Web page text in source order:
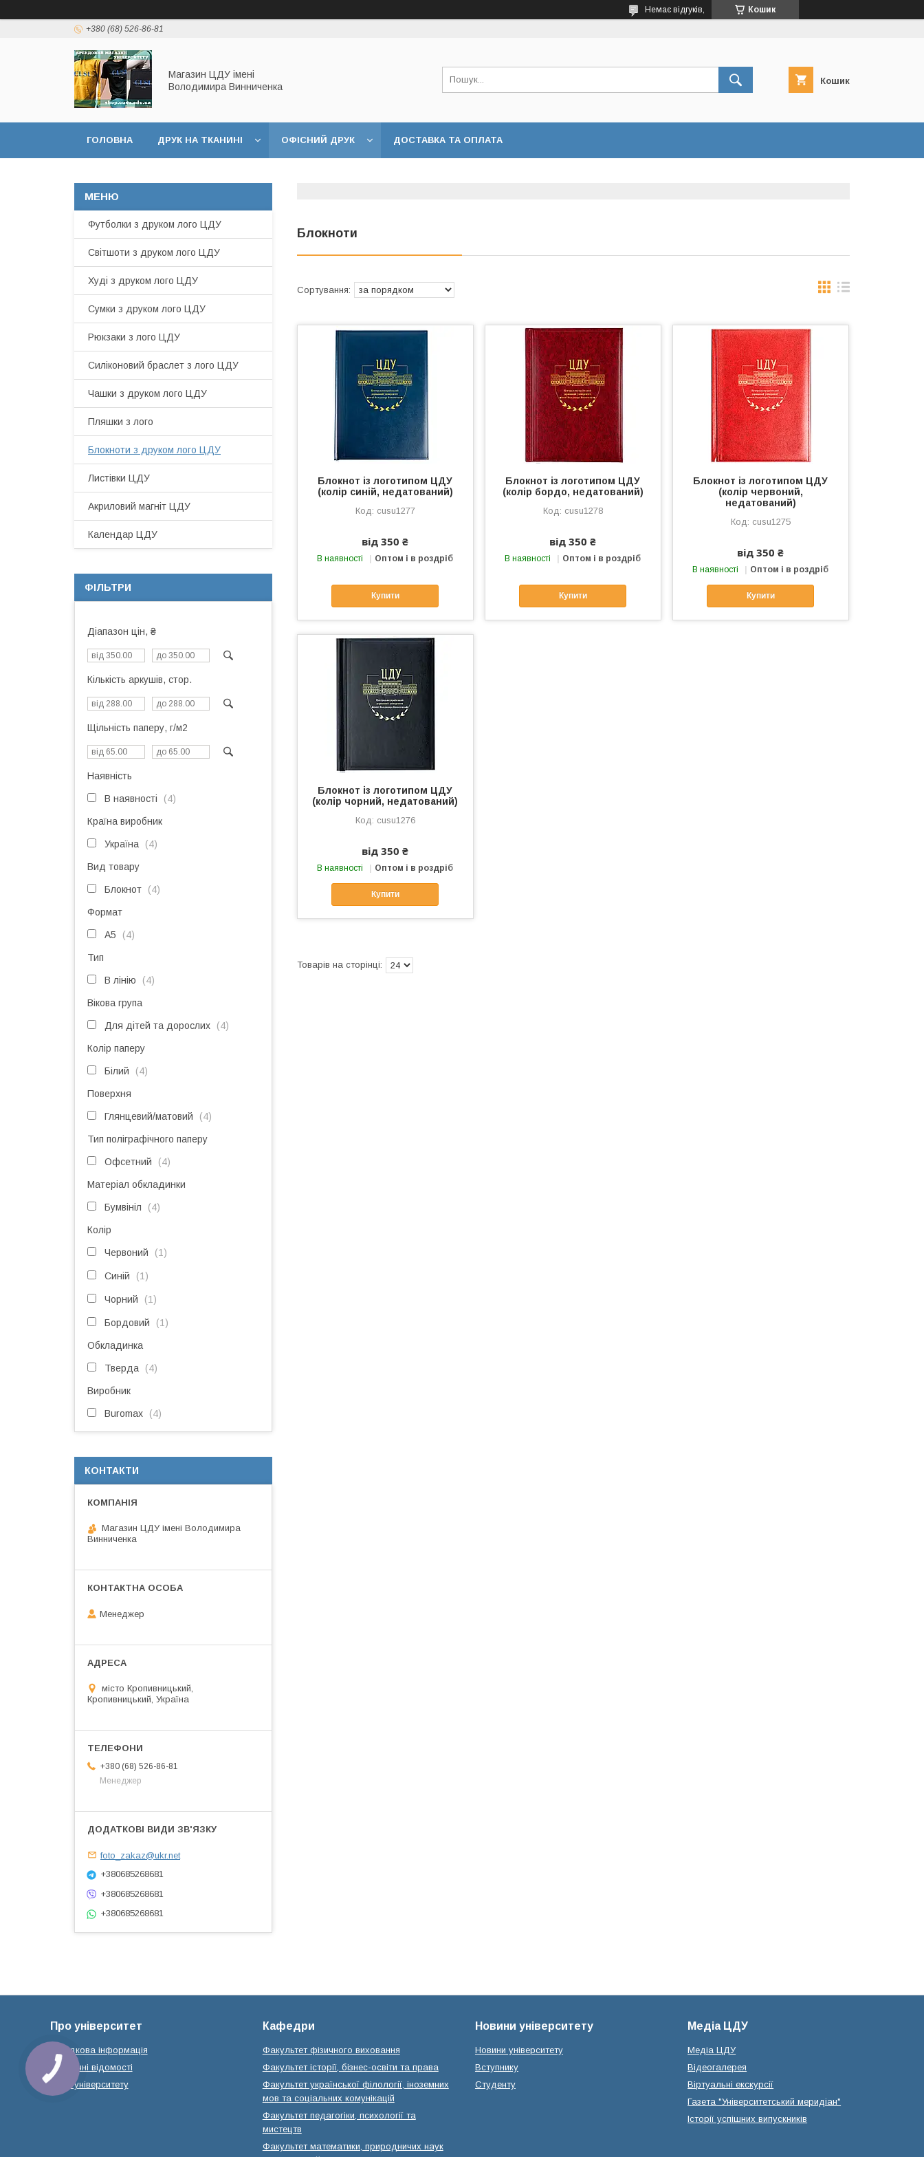
Кошик
Немає відгуків,
+380 (68) 526-86-81
Магазин ЦДУ імені
Володимира Винниченка
Кошик
ГОЛОВНА ДРУК НА ТКАНИНІ ОФІСНИЙ ДРУК ДОСТАВКА ТА ОПЛАТА
Блокноти
Блокнот із логотипом ЦДУ
(колір синій, недатований)
cusu1277
від 350 ₴
В наявності Оптом і в роздріб
Купити
Блокнот із логотипом ЦДУ
(колір бордо, недатований)
cusu1278
від 350 ₴
В наявності Оптом і в роздріб
Купити
Блокнот із логотипом ЦДУ
(колір червоний,
недатований)
cusu1275
від 350 ₴
В наявності Оптом і в роздріб
Купити
Блокнот із логотипом ЦДУ
(колір чорний, недатований)
cusu1276
від 350 ₴
В наявності Оптом і в роздріб
Купити
Футболки з друком лого ЦДУ
Світшоти з друком лого ЦДУ
Худі з друком лого ЦДУ
Сумки з друком лого ЦДУ
Рюкзаки з лого ЦДУ
Силіконовий браслет з лого ЦДУ
Чашки з друком лого ЦДУ
Пляшки з лого
Блокноти з друком лого ЦДУ
Листівки ЦДУ
Акриловий магніт ЦДУ
Календар ЦДУ
ФІЛЬТРИ
Діапазон цін, ₴
Кількість аркушів, стор.
Щільність паперу, г/м2
Наявність
В наявності 4
Країна виробник
Україна 4
Вид товару
Блокнот 4
Формат
A5 4
Тип
В лінію 4
Вікова група
Для дітей та дорослих 4
Колір паперу
Білий 4
Поверхня
Глянцевий/матовий 4
Тип поліграфічного паперу
Офсетний 4
Матеріал обкладинки
Бумвініл 4
Колір
Червоний 1
Синій 1
Чорний 1
Бордовий 1
Обкладинка
Тверда 4
Виробник
Buromax 4
КОНТАКТИ
Магазин ЦДУ імені Володимира
Винниченка
Менеджер
місто Кропивницький,
Кропивницький, Україна
+380 (68) 526-86-81
Менеджер
foto_zakaz@ukr.net
+380685268681
+380685268681
+380685268681
Про університет
Довідкова інформація
Історичні відомості
Місія університету
Кафедри
Факультет фізичного виховання
Факультет історії, бізнес-освіти та права
Факультет української філології, іноземних
мов та соціальних комунікацій
Факультет педагогіки, психології та
мистецтв
Факультет математики, природничих наук
Новини університету
Новини університету
Вступнику
Студенту
Медіа ЦДУ
Медіа ЦДУ
Відеогалерея
Віртуальні екскурсії
Газета "Університетський меридіан"
Історії успішних випускників